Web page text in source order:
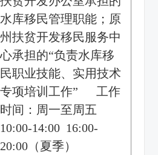
水库移民管理职能；原
州扶贫开发移民服务中
心承担的“负责水库移
民职业技能、实用技术
专项培训工作” 工作
时间：周一至周五
10:00-14:00 16:00-
20:00（夏季）